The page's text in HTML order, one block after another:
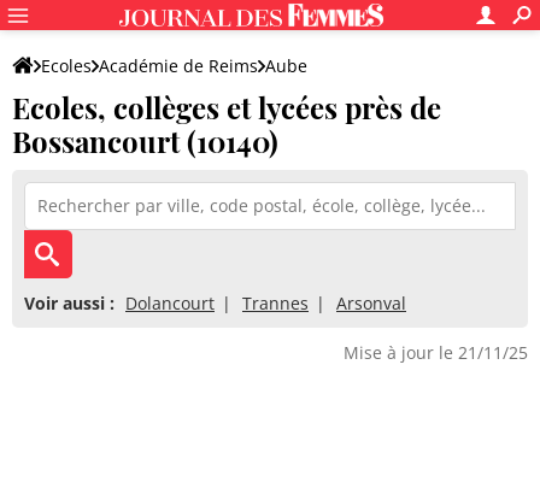
Ecoles Académie de Reims Aube
Ecoles, collèges et lycées près de
Bossancourt (10140)
Voir aussi : Dolancourt Trannes Arsonval
Mise à jour le 21/11/25